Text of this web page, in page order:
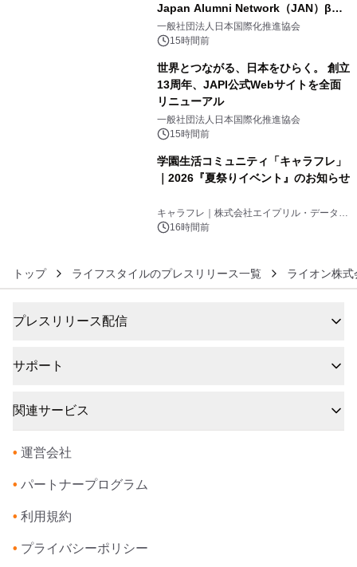
Japan Alumni Network（JAN）β版
をリリース
一般社団法人日本国際化推進協会
15時間前
世界とつながる、日本をひらく。 創立
13周年、JAPI公式Webサイトを全面
リニューアル
一般社団法人日本国際化推進協会
15時間前
学園生活コミュニティ「キャラフレ」
｜2026『夏祭りイベント』のお知らせ
キャラフレ｜株式会社エイプリル・データ・
デザインズ
16時間前
トップ ライフスタイルのプレスリリース一覧 ライオン株式
プレスリリース配信
サポート
関連サービス
• 運営会社
• パートナープログラム
• 利用規約
• プライバシーポリシー